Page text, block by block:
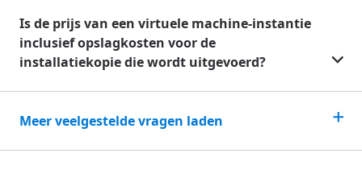
Is de prijs van een virtuele machine-instantie
inclusief opslagkosten voor de
installatiekopie die wordt uitgevoerd?
Meer veelgestelde vragen laden